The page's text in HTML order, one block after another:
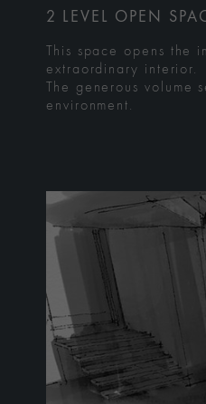
2 LEVEL OPEN
This space opens the
extraordinary interior.
The generous volume
environment.